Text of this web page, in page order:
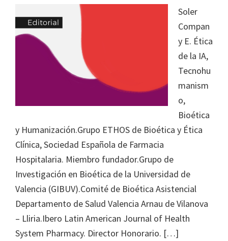
Soler
Compan
y E. Ética
de la IA,
Tecnohu
manism
o,
Bioética
y Humanización.Grupo ETHOS de Bioética y Ética
Clínica, Sociedad Española de Farmacia
Hospitalaria. Miembro fundador.Grupo de
Investigación en Bioética de la Universidad de
Valencia (GIBUV).Comité de Bioética Asistencial
Departamento de Salud Valencia Arnau de Vilanova
– Lliria.Ibero Latin American Journal of Health
System Pharmacy. Director Honorario. […]